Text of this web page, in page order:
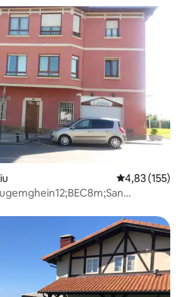
Povprečna
4,83 (155)